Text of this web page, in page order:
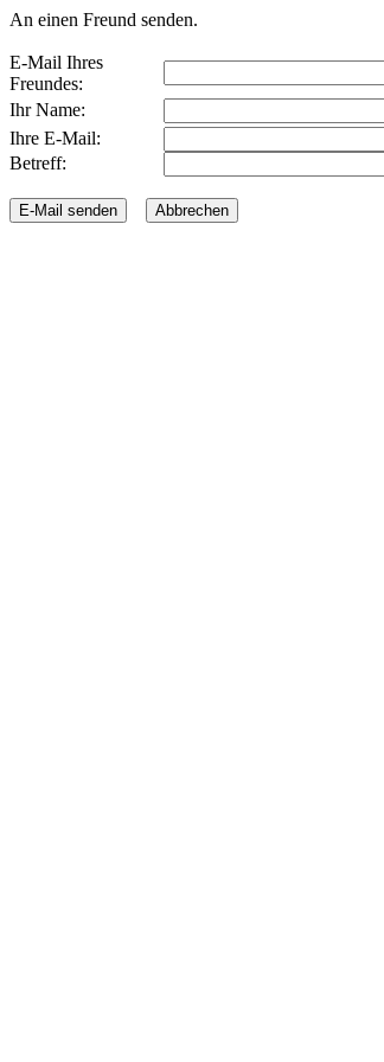
An einen Freund senden.
E-Mail Ihres
Freundes:
Ihr Name:
Ihre E-Mail:
Betreff: